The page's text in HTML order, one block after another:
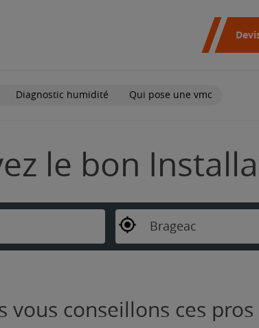
Diagnostic humidité Qui pose une vmc
le bon
Brageac
vous conseillons ces pros